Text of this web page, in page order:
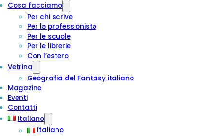
Cosa facciamo
Per chi scrive
Per lə professionistə
Per le scuole
Per le librerie
Con l’estero
Vetrina
Geografia del Fantasy italiano
Magazine
Eventi
Contatti
Italiano
Italiano